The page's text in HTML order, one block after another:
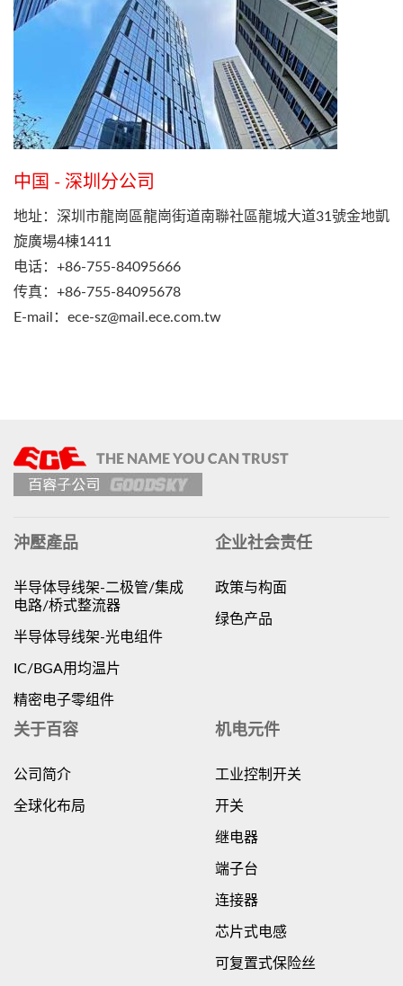
中国 - 深圳分公司
地址：深圳市龍崗區龍崗街道南聯社區龍城大道31號金地凱
旋廣場4棟1411
电话：+86-755-84095666
传真：+86-755-84095678
E-mail： ece-sz@mail.ece.com.tw
沖壓產品
半导体导线架-二极管/集成
电路/桥式整流器
半导体导线架-光电组件
IC/BGA用均温片
精密电子零组件
企业社会责任
政策与构面
绿色产品
关于百容
公司简介
全球化布局
机电元件
工业控制开关
开关
继电器
端子台
连接器
芯片式电感
可复置式保险丝